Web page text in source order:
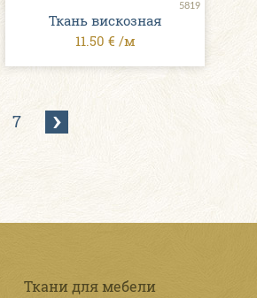
5819
Ткань вискозная
11.50 € /м
7
Ткани для мебели